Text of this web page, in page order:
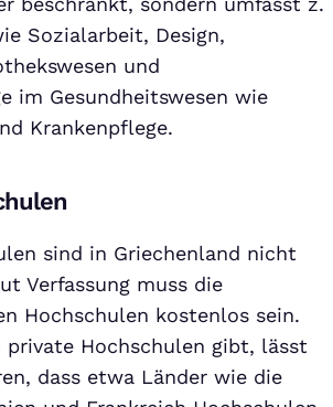
Sozialarbeit, Design,
und
im Gesundheitswesen wie
Krankenpflege.
sind in Griechenland nicht
Verfassung muss die
Hochschulen kostenlos sein.
private Hochschulen gibt, lässt
dass etwa Länder wie die